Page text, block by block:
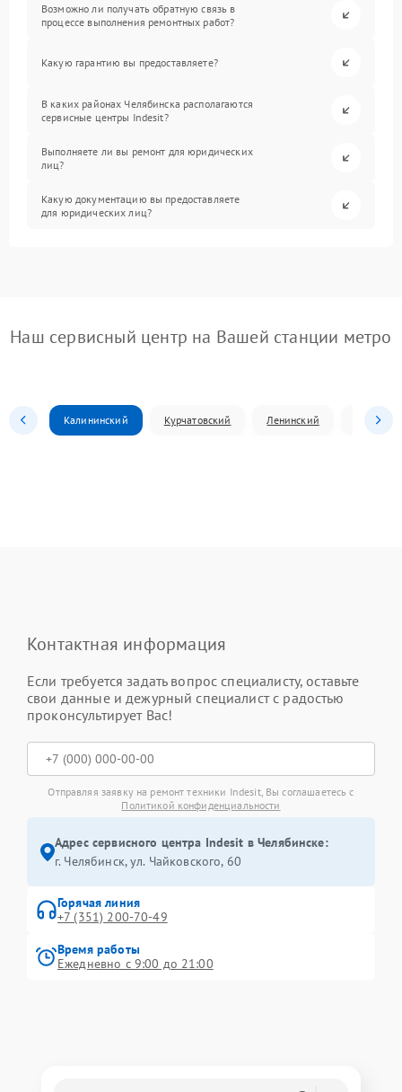
Возможно ли получать обратную связь в
процессе выполнения ремонтных работ?
Какую гарантию вы предоставляете?
В каких районах Челябинска располагаются
сервисные центры Indesit?
Выполняете ли вы ремонт для юридических
лиц?
Какую документацию вы предоставляете
для юридических лиц?
Наш сервисный центр на Вашей станции метро
Калининский Курчатовский Ленинский
Контактная информация
Если требуется задать вопрос специалисту, оставьте
свои данные и дежурный специалист с радостью
проконсультирует Вас!
Отправляя заявку на ремонт техники Indesit, Вы соглашаетесь с
Политикой конфиденциальности
Адрес сервисного центра Indesit в Челябинске:
г. Челябинск, ул. Чайковского, 60
Горячая линия
+7 (351) 200-70-49
Время работы
Ежедневно с 9:00 до 21:00